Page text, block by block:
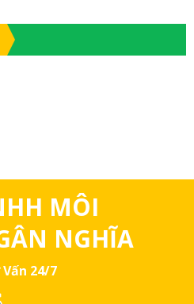
MÔI
NGHĨA
24/7